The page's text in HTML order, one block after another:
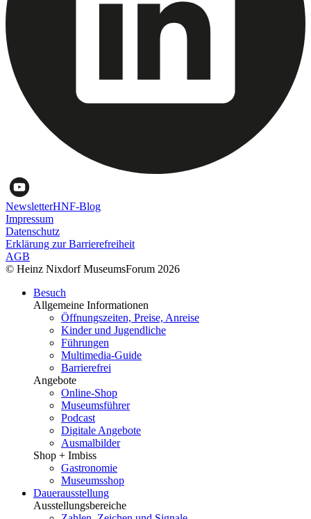
NewsletterHNF-Blog
Impressum
Datenschutz
Erklärung zur Barrierefreiheit
AGB
© Heinz Nixdorf MuseumsForum 2026
Besuch
Allgemeine Informationen
Öffnungszeiten, Preise, Anreise
Kinder und Jugendliche
Führungen
Multimedia-Guide
Barrierefrei
Angebote
Online-Shop
Museumsführer
Podcast
Digitale Angebote
Ausmalbilder
Shop + Imbiss
Gastronomie
Museumsshop
Dauerausstellung
Ausstellungsbereiche